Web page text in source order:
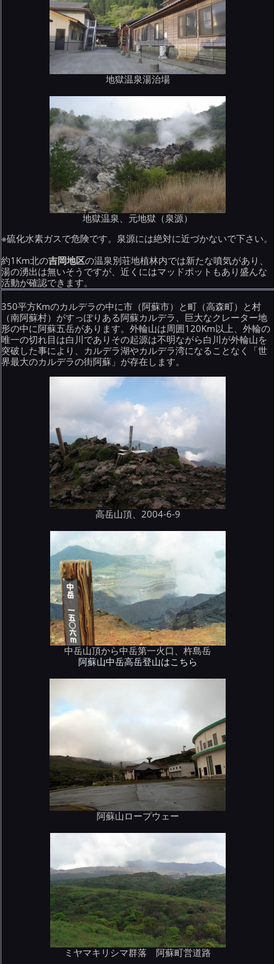
地獄温泉湯治場
地獄温泉、元地獄（泉源）
※硫化水素ガスで危険です。泉源には絶対に近づかないで下さい。
約1Km北の吉岡地区の温泉別荘地植林内では新たな噴気があり、
湯の湧出は無いそうですが、近くにはマッドポットもあり盛んな
活動が確認できます。
350平方Kmのカルデラの中に市（阿蘇市）と町（高森町）と村
（南阿蘇村）がすっぽりある阿蘇カルデラ、巨大なクレーター地
形の中に阿蘇五岳があります。外輪山は周囲120Km以上、外輪の
唯一の切れ目は白川でありその起源は不明ながら白川が外輪山を
突破した事により、カルデラ湖やカルデラ湾になることなく「世
界最大のカルデラの街阿蘇」が存在します。
高岳山頂、2004-6-9
中岳山頂から中岳第一火口、杵島岳
阿蘇山中岳高岳登山はこちら
阿蘇山ロープウェー
ミヤマキリシマ群落 阿蘇町営道路